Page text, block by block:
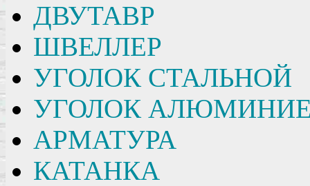
ДВУТАВР
ШВЕЛЛЕР
УГОЛОК СТАЛЬНОЙ
УГОЛОК
АРМАТУРА
КАТАНКА